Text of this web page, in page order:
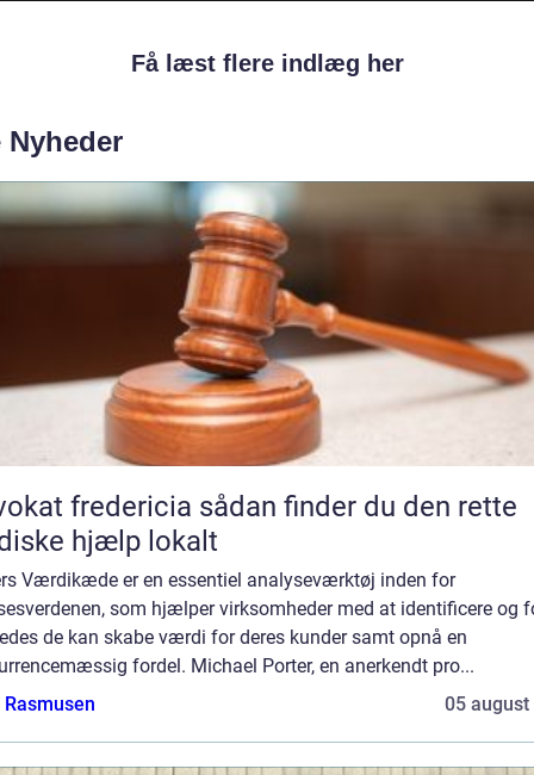
Få læst flere indlæg her
Nyheder
sådan finder du den rette
hjælp lokalt
Værdikæde er en essentiel analyseværktøj inden for
som hjælper virksomheder med at identificere og
de kan skabe værdi for deres kunder samt opnå en
fordel. Michael Porter, en anerkendt pro...
05 august